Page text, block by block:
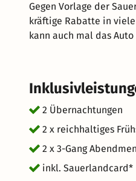
Gegen Vorlage der
kräftige Rabatte in
kann auch mal das
2 Übernachtungen
2 x reichhaltiges
2 x 3-Gang
inkl. Sauerlandcard*